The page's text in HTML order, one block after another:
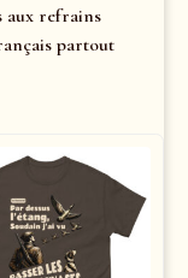
aux refrains
partout